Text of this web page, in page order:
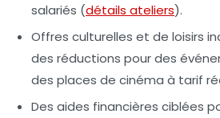
salariés (détails ateliers).
Offres culturelles et de loisirs
des réductions pour des
des places de cinéma à tarif
Des aides financières ciblées